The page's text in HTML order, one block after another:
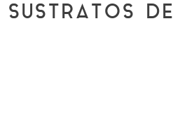
DE